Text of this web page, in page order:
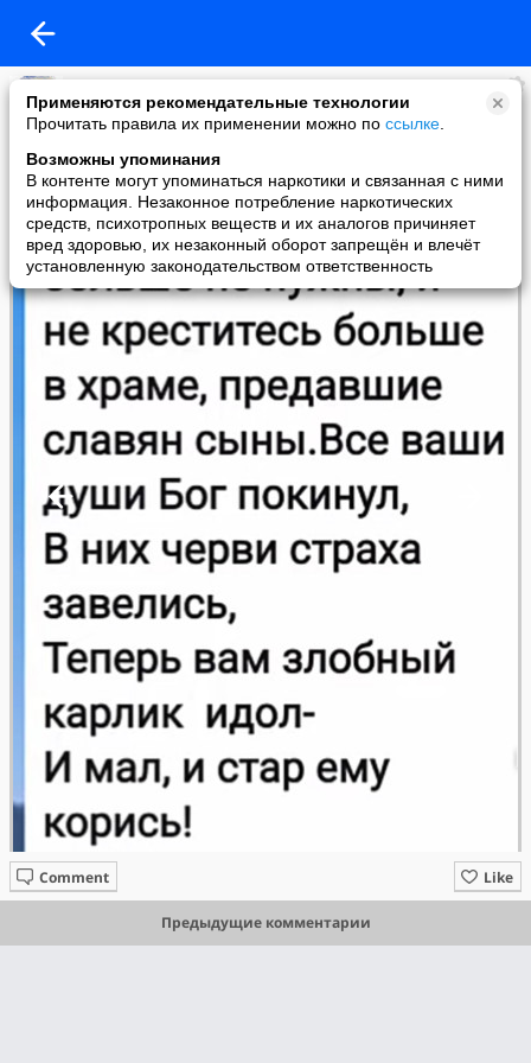
Применяются рекомендательные технологии
Прочитать правила их применении можно по ссылке
Возможны упоминания
В контенте могут упоминаться наркотики и связанная с ними
информация. Незаконное потребление наркотических
средств, психотропных веществ и их аналогов причиняет
вред здоровью, их незаконный оборот запрещён и влечёт
установленную законодательством ответственность
Оксана Кацынель
added a photo
21 Sep в 09:39
Like
Comment
Предыдущие комментарии